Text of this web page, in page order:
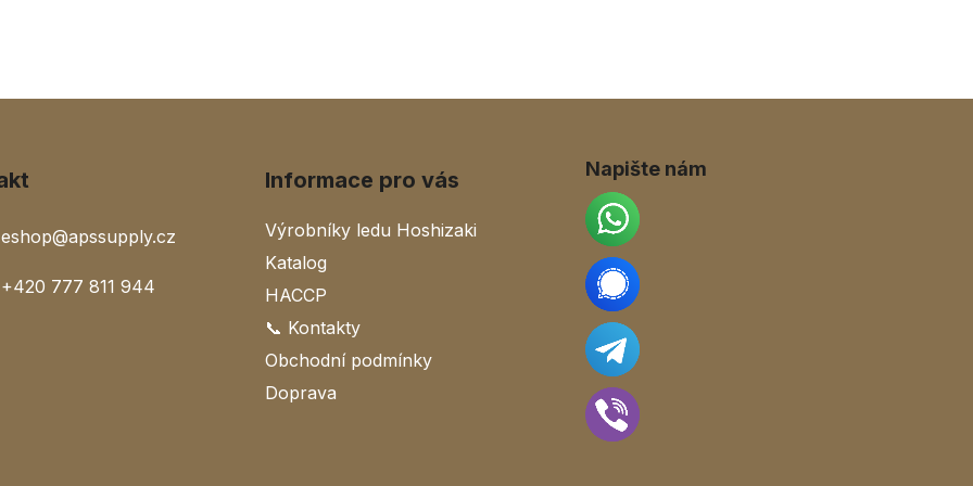
eshop@apssupply.cz
+420 777 811 944
Informace pro vás
Výrobníky ledu Hoshizaki
Katalog
HACCP
📞 Kontakty
Obchodní podmínky
Doprava
Napište nám